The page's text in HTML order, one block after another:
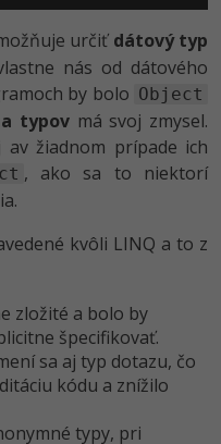
určiť dátový typ
nás od dátového
by bolo Object
typovmá svoj zmysel.
žiadnom prípade ich
, ako sa to niektorí
kvôli LINQ a to z
zložité a bolo by
špecifikovať.
sa aj typ dotazu, čo
kódu a znížilo
typy, pri